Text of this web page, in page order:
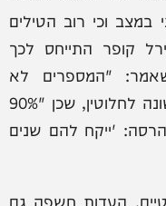
במצב וכי רוב הטילים
קופר התייחס לכך
"המספרים לא
נכונים". לדבריו, המציאות בשטח שונה לחלוטין, שכן "90%
'ייקח להם שנים
העדות חשפה גם